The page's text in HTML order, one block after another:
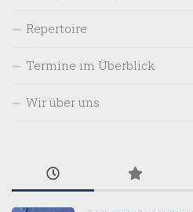
Repertoire
Termine im Überblick
Wir über uns